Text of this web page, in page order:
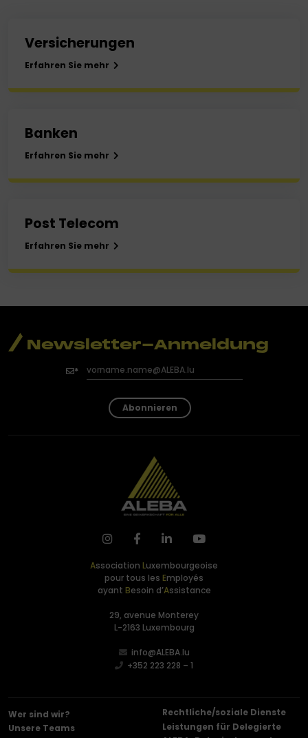
Versicherungen
Erfahren Sie mehr
Banken
Erfahren Sie mehr
Post Telecom
Erfahren Sie mehr
Newsletter-Anmeldung
Abonnieren
Association Luxembourgeoise
pour tous les Employés
ayant Besoin d’Assistance
29, avenue Monterey
L-2163 Luxembourg
info@ALEBA.lu
+352 223 228 – 1
Wer sind wir?
Unsere Teams
Rechtliche/soziale Dienste
Leistungen für Delegierte